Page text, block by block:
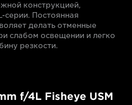
конструкцией,
Постоянная
делать отменные
слабом освещении и легко
резкости.
f/4L Fisheye USM